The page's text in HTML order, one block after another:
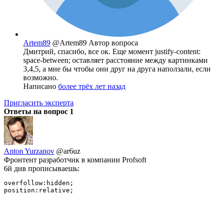
Artem89 @Artem89 Автор вопроса
Дмитрий, спасибо, все ок. Еще момент justify-content:
space-between; оставляет расстояние между картинками
3,4,5, а мне бы чтобы они друг на друга наползали, если
возможно.
Написано более трёх лет назад
Пригласить эксперта
Ответы на вопрос 1
Anton Yurzanov @ar6uz
Фронтент разработчик в компании Profsoft
6й див прописываешь:
overfollow:hidden;
position:relative;